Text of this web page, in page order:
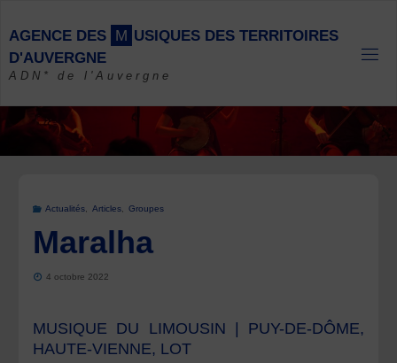
content
AGENCE DES M USIQUES DES TERRITOIRES
D'AUVERGNE
ADN* de l'Auvergne
Actualités Articles Groupes
Maralha
4 octobre 2022
MUSIQUE DU LIMOUSIN | PUY-DE-DÔME,
HAUTE-VIENNE, LOT